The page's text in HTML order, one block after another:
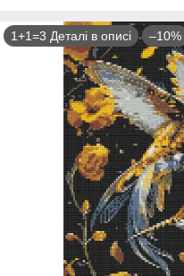
1+1=3 Деталі в описі –10%